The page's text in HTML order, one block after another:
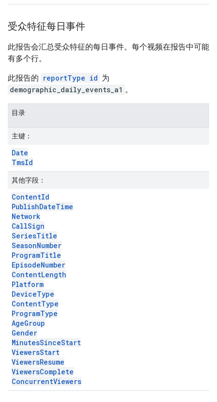
受众特征每日事件
此报告会汇总受众特征的每日事件。每个视频在报告中可能
有多个行。
此报告的 reportType id 为
demographic_daily_events_a1 。
目录
主键：
Date
TmsId
其他字段：
ContentId
PublishDateTime
Network
CallSign
SeriesTitle
SeasonNumber
ProgramTitle
EpisodeNumber
ContentLength
Platform
DeviceType
ContentType
ProgramType
AgeGroup
Gender
MinutesSinceStart
ViewersStart
ViewersResume
ViewersComplete
ConcurrentViewers